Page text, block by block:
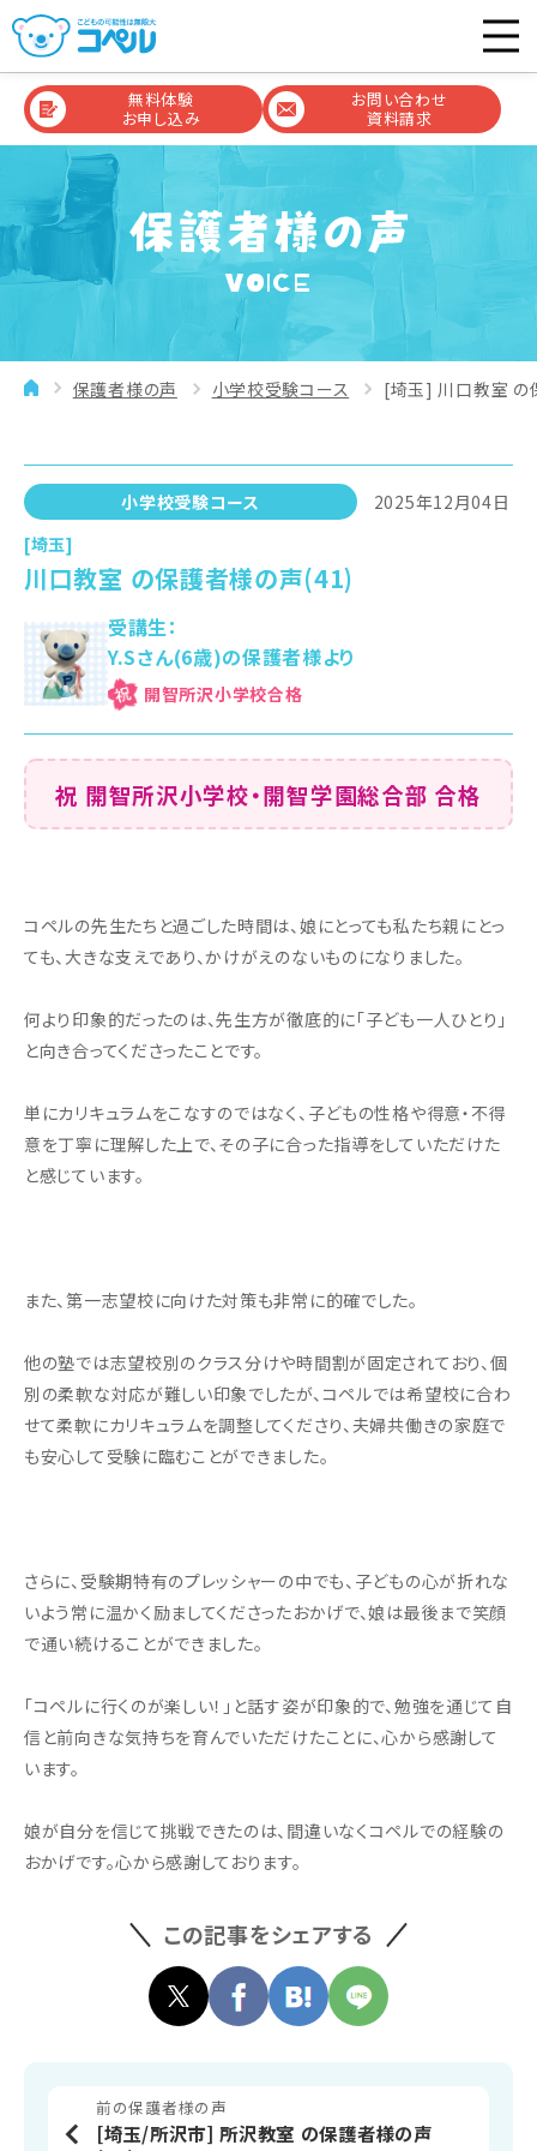
無料体験
お申し込み
お問い合わせ
資料請求
VOICE
保護者様の声 小学校受験コース [埼玉] 川口教室 の
小学校受験コース
2025年12月04日
[埼玉]
川口教室 の保護者様の声(41)
受講生：
Y.Sさん(6歳)の保護者様より
開智所沢小学校
祝 開智所沢小学校・開智学園総合部 合格
コペルの先生たちと過ごした時間は、娘にとっても私たち親にとっ
ても、大きな支えであり、かけがえのないものになりました。
何より印象的だったのは、先生方が徹底的に「子ども一人ひとり」
と向き合ってくださったことです。
単にカリキュラムをこなすのではなく、子どもの性格や得意・不得
意を丁寧に理解した上で、その子に合った指導をしていただけた
と感じています。
また、第一志望校に向けた対策も非常に的確でした。
他の塾では志望校別のクラス分けや時間割が固定されており、個
別の柔軟な対応が難しい印象でしたが、コペルでは希望校に合わ
せて柔軟にカリキュラムを調整してくださり、夫婦共働きの家庭で
も安心して受験に臨むことができました。
さらに、受験期特有のプレッシャーの中でも、子どもの心が折れな
いよう常に温かく励ましてくださったおかげで、娘は最後まで笑顔
で通い続けることができました。
「コペルに行くのが楽しい！」と話す姿が印象的で、勉強を通じて自
信と前向きな気持ちを育んでいただけたことに、心から感謝して
います。
娘が自分を信じて挑戦できたのは、間違いなくコペルでの経験の
おかげです。心から感謝しております。
この記事をシェアする
前の保護者様の声
[埼玉/所沢市] 所沢教室 の保護者様の声